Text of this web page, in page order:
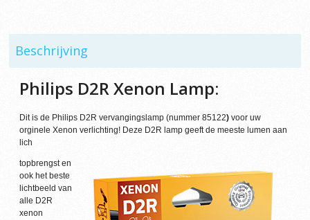
Beschrijving
Philips D2R Xenon Lamp:
Dit is de Philips D2R vervangingslamp (nummer 85122) voor uw
orginele Xenon verlichting! Deze D2R lamp geeft de meeste lumen aan
lich
topbrengst en
ook het beste
lichtbeeld van
alle D2R
xenon